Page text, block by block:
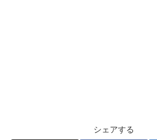
シェアする